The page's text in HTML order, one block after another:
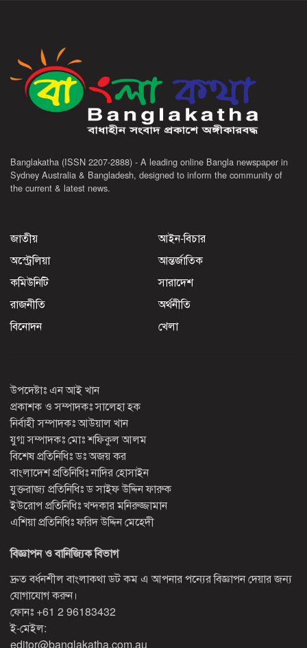
Banglakatha (ISSN 2207-2888) - A leading online Bangla newspaper in
Sydney Australia & Bangladesh, designed to inform the community of
the current & latest news.
জাতীয়
আইন-বিচার
অস্ট্রেলিয়া
আন্তর্জাতিক
কমিউনিটি
সারাদেশ
রাজনীতি
অর্থনীতি
বিনোদন
খেলা
উপদেষ্টাঃ এন আই খান
প্রকাশক ও সম্পাদকঃ সালেহা হক
নির্বাহী সম্পাদকঃ আউয়াল খান
যুগ্ম সম্পাদকঃ মোঃ শফিকুল আলম
বিশেষ প্রতিনিধিঃ ডঃ অজয় কর
বাংলাদেশ প্রতিনিধিঃ নাদির হোসাইন
যুক্তরাজ্য প্রতিনিধিঃ ড সাইফ উদ্দিন ফারুক
ইউরোপ প্রতিনিধিঃ খন্দকার মনিরুজ্জামান
এশিয়া প্রতিনিধিঃ ফরিদ উদ্দিন মেহেদী
বিজ্ঞাপন ও বানিজ্যিক বিভাগ
দ্রুত বর্ধনশীল বাংলাকথা ডট কম এ আপনার পন্যের বিজ্ঞাপন দেয়ার জন্য
যোগাযোগ করুন।
ফোনঃ +61 2 96183432
ই-মেইল:
editor@banglakatha.com.au